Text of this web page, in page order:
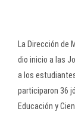
La Dirección de
dio inicio a las
a los
participaron 36
Educación y